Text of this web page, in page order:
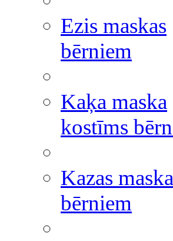
Ezis maskas
bērniem
Kaķa maska
kostīms
Kazas maska
bērniem